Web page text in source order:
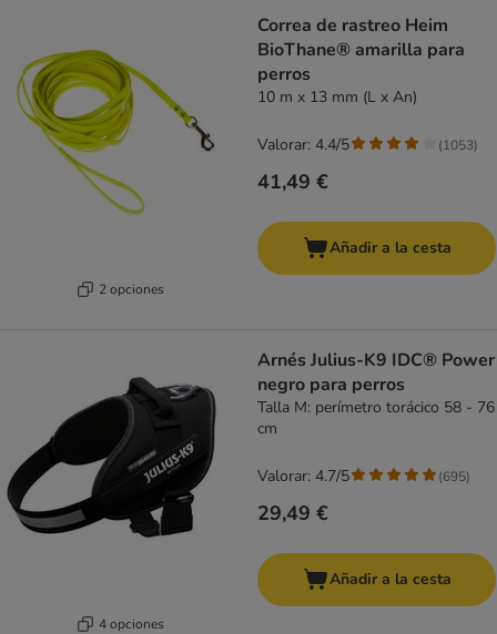
2 opciones
Correa de rastreo Heim
BioThane® amarilla para
perros
10 m x 13 mm (L x An)
41,49 €
Valorar: 4.4/5 (1053)
Añadir a la cesta
4 opciones
Arnés Julius-K9 IDC® Power
negro para perros
Talla M: perímetro torácico 58 - 76
cm
29,49 €
Valorar: 4.7/5 (695)
Añadir a la cesta